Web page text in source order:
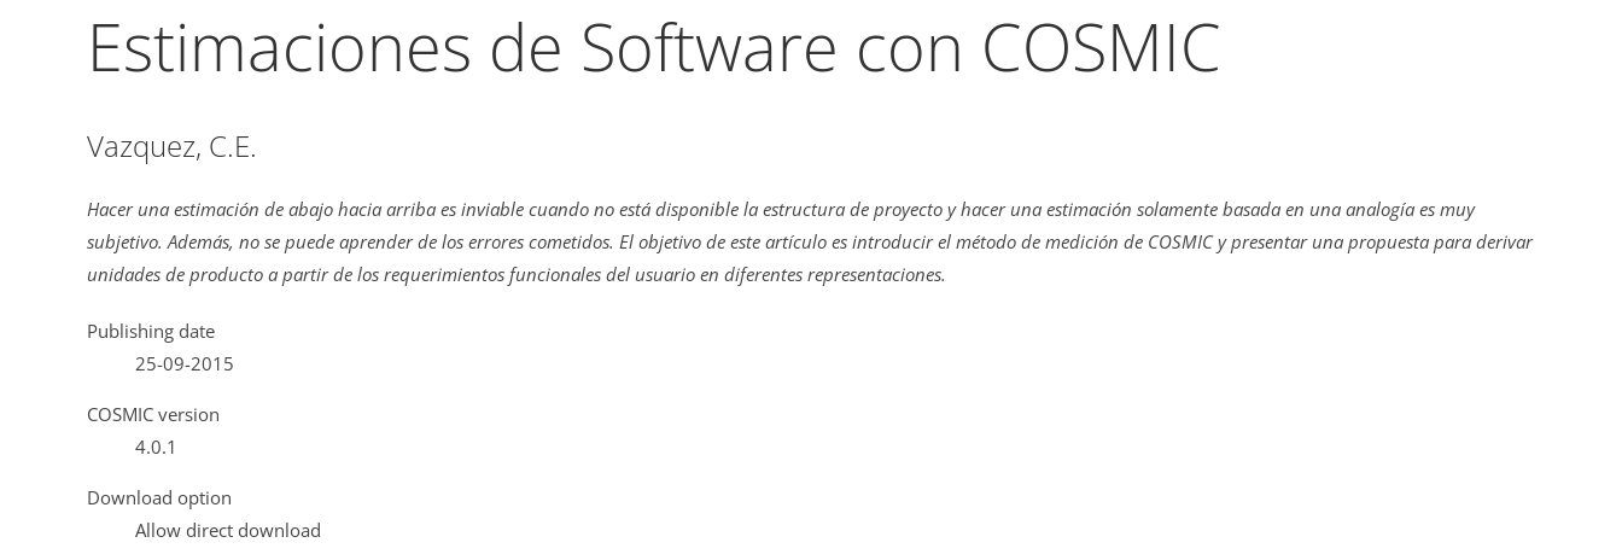
Estimaciones de Software con COSMIC
Vazquez, C.E.
Hacer una estimación de abajo hacia arriba es inviable cuando no está disponible la estructura de proyecto y hacer una estimación solamente basada en una analogía es muy
subjetivo. Además, no se puede aprender de los errores cometidos. El objetivo de este artículo es introducir el método de medición de COSMIC y presentar una propuesta para derivar
unidades de producto a partir de los requerimientos funcionales del usuario en diferentes representaciones.
Publishing date
25-09-2015
COSMIC version
4.0.1
Download option
Allow direct download